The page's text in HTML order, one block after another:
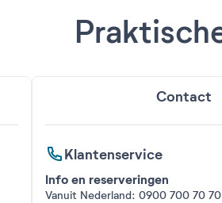
Contact
Klantenservice
Info en reserveringen
Vanuit Nederland: 0900 700 70